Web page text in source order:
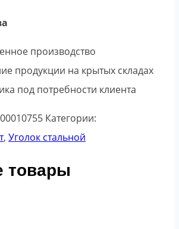
производство
продукции на крытых складах
под потребности клиента
Категории:
, Уголок стальной
товары